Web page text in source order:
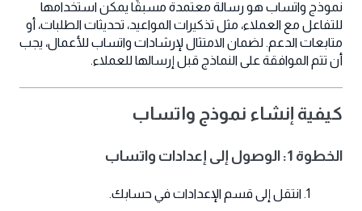
نموذج واتساب هو رسالة معتمدة مسبقًا يمكن استخدامها
للتفاعل مع العملاء، مثل تذكيرات المواعيد، تحديثات الطلبات، أو
متابعات الدعم. لضمان الامتثال لإرشادات واتساب للأعمال، يجب
أن تتم الموافقة على النماذج قبل إرسالها للعملاء.
كيفية إنشاء نموذج واتساب
الخطوة 1: الوصول إلى إعدادات واتساب
انتقل إلى قسم الإعدادات في حسابك.